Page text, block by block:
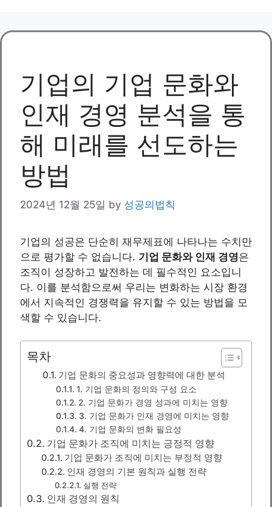
기업의 기업 문화와
인재 경영 분석을 통
해 미래를 선도하는
방법
2024년 12월 25일 by 성공의법칙
기업의 성공은 단순히 재무제표에 나타나는 수치만
으로 평가할 수 없습니다. 기업 문화와 인재 경영은
조직이 성장하고 발전하는 데 필수적인 요소입니
다. 이를 분석함으로써 우리는 변화하는 시장 환경
에서 지속적인 경쟁력을 유지할 수 있는 방법을 모
색할 수 있습니다.
목차
기업 문화의 중요성과 영향력에 대한 분석
1. 기업 문화의 정의와 구성 요소
2. 기업 문화가 경영 성과에 미치는 영향
3. 기업 문화가 인재 경영에 미치는 영향
4. 기업 문화의 변화 필요성
기업 문화가 조직에 미치는 긍정적 영향
기업 문화가 조직에 미치는 부정적 영향
인재 경영의 기본 원칙과 실행 전략
실행 전략
인재 경영의 원칙